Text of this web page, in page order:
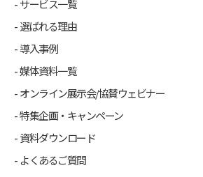
サービス一覧
選ばれる理由
導入事例
媒体資料一覧
オンライン展示会/協賛ウェビナー
特集企画・キャンペーン
資料ダウンロード
よくあるご質問